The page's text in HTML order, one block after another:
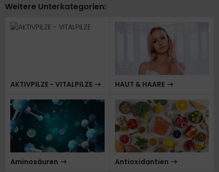
Weitere Unterkategorien:
AKTIVPILZE - VITALPILZE HAUT & HAARE
Aminosäuren Antioxidantien